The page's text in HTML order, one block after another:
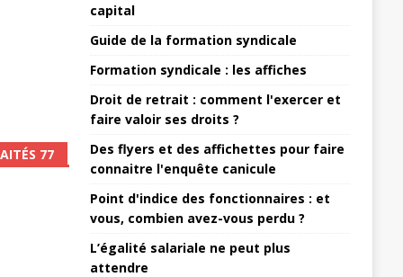
77
capital
Guide de la formation syndicale
Formation syndicale : les affiches
Droit de retrait : comment l'exercer et
faire valoir ses droits ?
Des flyers et des affichettes pour faire
connaitre l'enquête canicule
Point d'indice des fonctionnaires : et
vous, combien avez-vous perdu ?
L’égalité salariale ne peut plus
attendre